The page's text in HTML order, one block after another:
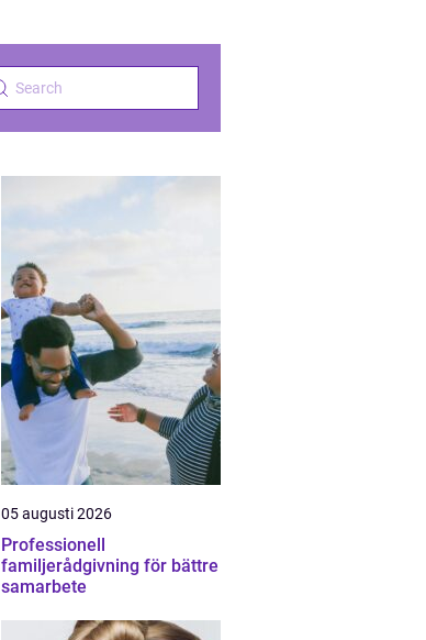
05 augusti 2026
Professionell
familjerådgivning för bättre
samarbete